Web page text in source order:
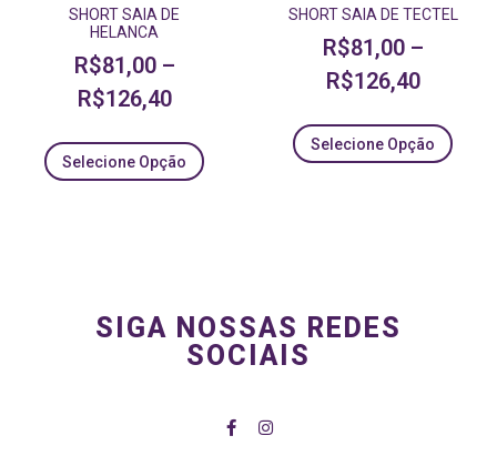
SHORT SAIA DE
HELANCA
R$81,00–
R$126,40
Selecione Opção
SHORT SAIA DE TECTEL
R$81,00–
R$126,40
Selecione Opção
SIGA NOSSAS REDES
SOCIAIS